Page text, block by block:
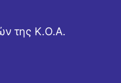
της Κ.Ο.Α.